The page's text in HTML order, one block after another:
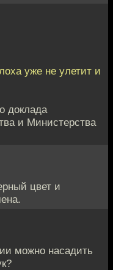
уже не улетит и
доклада
и Министерства
цвет и
можно насадить